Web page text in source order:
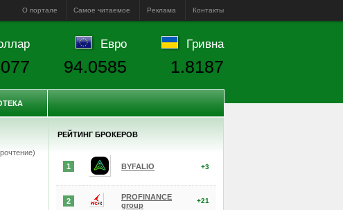
О портале Самое читаемое Реклама Контакты
РЕЙТИНГ БРОКЕРОВ
1 BYFALIO +3
2
PROFINANCE
group
+21
Евро
94.0585
Гривна
1.8187